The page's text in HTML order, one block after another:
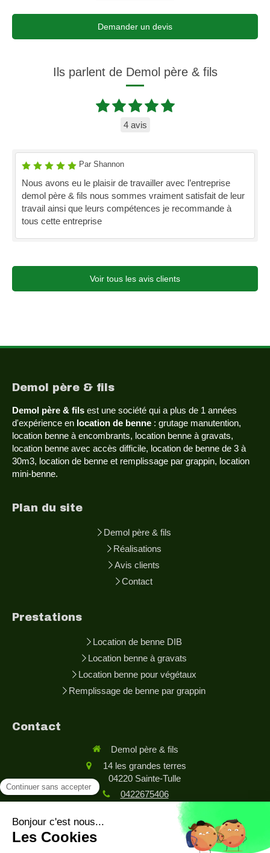
Demander un devis
Ils parlent de Demol père & fils
4 avis
Par Shannon
Nous avons eu le plaisir de travailler avec l’entreprise
demol père & fils nous sommes vraiment satisfait de leur
travail ainsi que leurs compétences je recommande à
tous cette entreprise
Voir tous les avis clients
Demol père & fils
Demol père & fils est une société qui a plus de 1 années
d'expérience en location de benne : grutage manutention,
location benne à encombrants, location benne à gravats,
location benne avec accès difficile, location de benne de 3 à
30m3, location de benne et remplissage par grappin, location
mini-benne.
Plan du site
Demol père & fils
Réalisations
Avis clients
Contact
Prestations
Location de benne DIB
Location benne à gravats
Location benne pour végétaux
Remplissage de benne par grappin
Contact
Demol père & fils
14 les grandes terres
04220 Sainte-Tulle
0422675406
Demander un devis